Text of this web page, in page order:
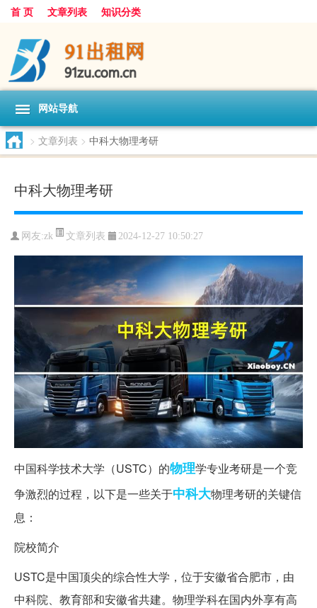
首 页 文章列表 知识分类
网站导航
> 文章列表 > 中科大物理考研
中科大物理考研
网友:zk 文章列表 2024-12-27 10:50:27
中国科学技术大学（USTC）的物理学专业考研是一个竞
争激烈的过程，以下是一些关于中科大物理考研的关键信
息：
院校简介
USTC是中国顶尖的综合性大学，位于安徽省合肥市，由
中科院、教育部和安徽省共建。物理学科在国内外享有高